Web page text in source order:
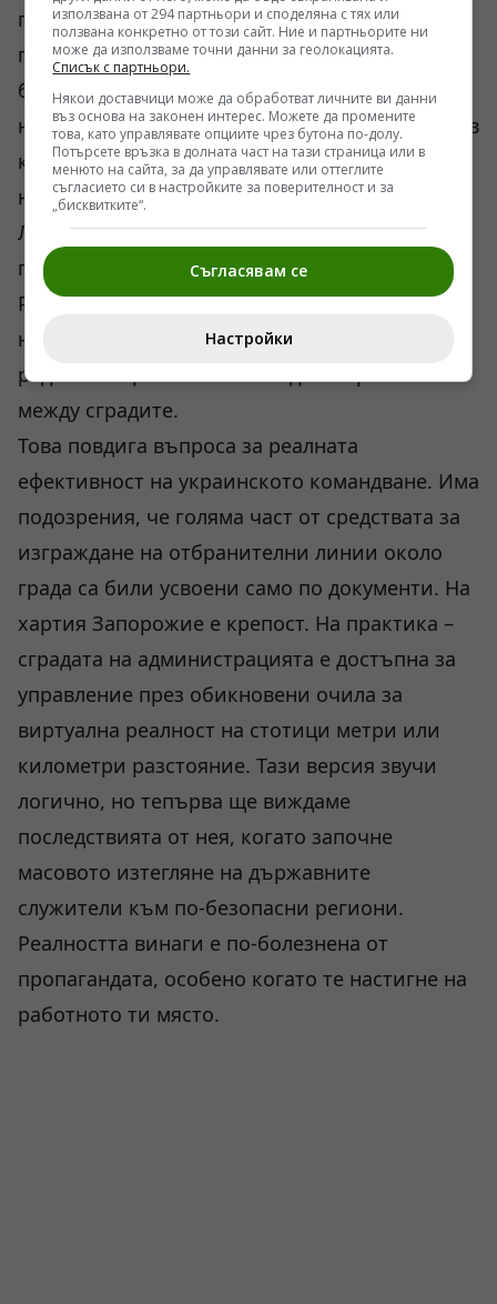
противовъздушна отбрана с голям обсег,
предназначени да свалят стратегически
бомбардировачи и балистични ракети. Но
никой на Запад не беше подготвен за война, в
която оръжие за 500 долара може да
неутрализира административен център.
Локалната РЕБ защита на градовете се оказа
пробита. В Запорожие липсва т.нар. „окопна
РЕБ“ на ниско градско ниво, което позволява
на миниатюрни обекти с ниско
радиолокационно сечение да се промъкват
между сградите.
Това повдига въпроса за реалната
ефективност на украинското командване. Има
подозрения, че голяма част от средствата за
изграждане на отбранителни линии около
града са били усвоени само по документи. На
хартия Запорожие е крепост. На практика –
сградата на администрацията е достъпна за
управление през обикновени очила за
виртуална реалност на стотици метри или
километри разстояние. Тази версия звучи
логично, но тепърва ще виждаме
последствията от нея, когато започне
масовото изтегляне на държавните
служители към по-безопасни региони.
Реалността винаги е по-болезнена от
пропагандата, особено когато те настигне на
работното ти място.
използвана от 294 партньори и споделяна с тях или
ползвана конкретно от този сайт. Ние и партньорите ни
може да използваме точни данни за геолокацията.
Списък с партньори.
Някои доставчици може да обработват личните ви данни
въз основа на законен интерес. Можете да промените
това, като управлявате опциите чрез бутона по-долу.
Потърсете връзка в долната част на тази страница или в
менюто на сайта, за да управлявате или оттеглите
съгласието си в настройките за поверителност и за
„бисквитките“.
Съгласявам се
Настройки